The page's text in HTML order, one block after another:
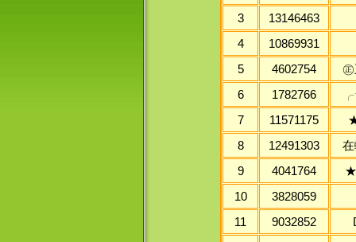
3
13146463
4
10869931
5
4602754
6
1782766
7
11571175
8
12491303
9
4041764
★
10
3828059
11
9032852